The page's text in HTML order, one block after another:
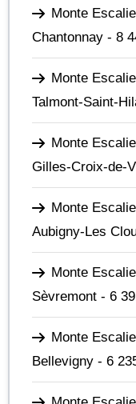
Monte
Chantonnay - 8
Monte
Talmont-Saint-
Monte
Gilles-Croix-de-
Monte
Aubigny-Les
Monte
Sèvremont - 6
Monte
Bellevigny - 6